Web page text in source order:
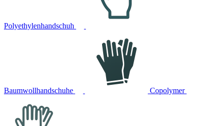
Polyethylenhandschuh
Baumwollhandschuhe Copolymer